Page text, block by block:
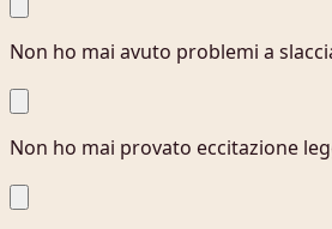
Non ho mai avuto problemi a
Non ho mai provato eccitazione